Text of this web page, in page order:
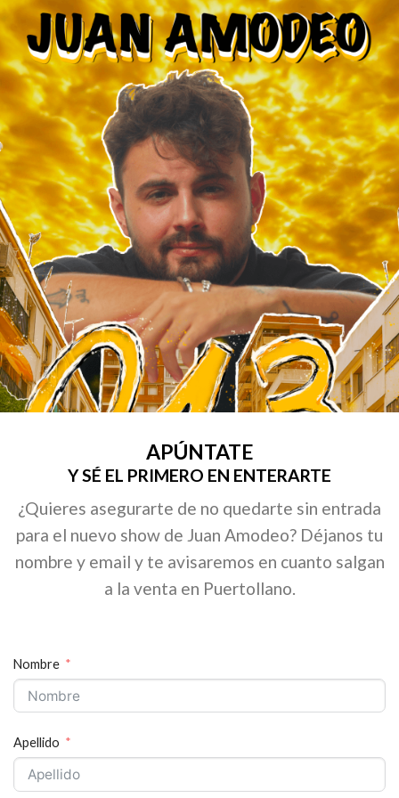
APÚNTATE
Y SÉ EL PRIMERO EN ENTERARTE
¿Quieres asegurarte de no quedarte sin entrada
para el nuevo show de Juan Amodeo? Déjanos tu
nombre y email y te avisaremos en cuanto salgan
a la venta en Puertollano.
Nombre
Apellido